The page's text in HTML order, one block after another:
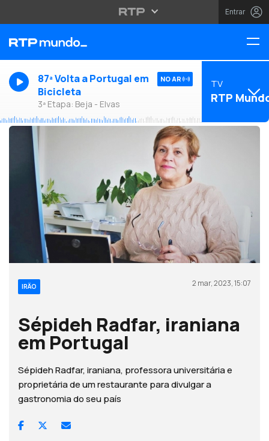
Entrar
87ª Volta a Portugal em
Bicicleta
3ª Etapa: Beja - Elvas
NO AR TV
RTP
IRÃO 2 mar, 2023, 15:07
Sépideh Radfar, iraniana
em Portugal
Sépideh Radfar, iraniana, professora universitária e
proprietária de um restaurante para divulgar a
gastronomia do seu país